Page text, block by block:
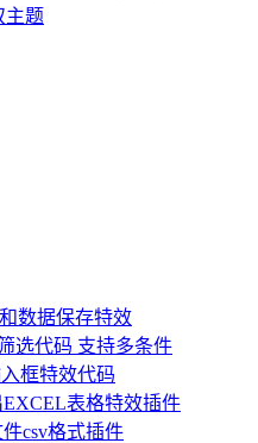
主题
数据保存特效
选代码 支持多条件
框特效代码
表格特效插件
csv格式插件